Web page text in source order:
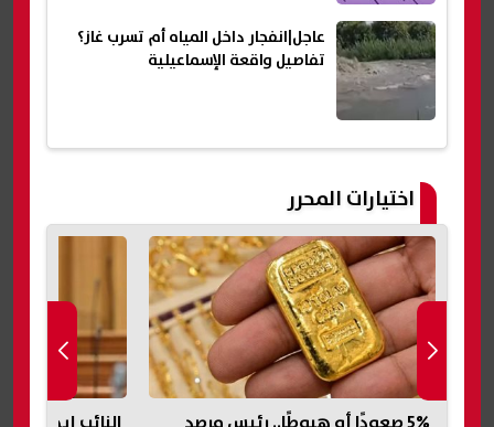
عاجل|انفجار داخل المياه أم تسرب غاز؟
تفاصيل واقعة الإسماعيلية
اختيارات المحرر